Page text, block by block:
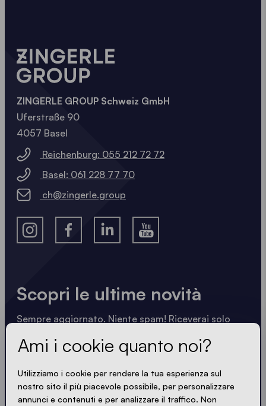
Scopri le ultime novità
Sempre aggiornato. Niente spam! Riceverai solo
compatto. Proprio come i nostri gazebo.
ZINGERLE GROUP Schweiz GmbH
Uferstraße 90
4057 Basel
Reichenburg: 055 212 72 72
Basel: 061 228 77 70
ch@zingerle.group
Ami i cookie quanto noi?
Utilizziamo i cookie per rendere la tua esperienza sul
nostro sito il più piacevole possibile, per personalizzare
annunci e contenuti e per analizzare il traffico. Non